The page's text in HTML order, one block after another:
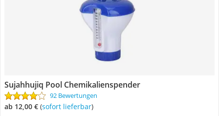
Sujahhujiq Pool Chemikalienspender
92 Bewertungen
ab 12,00 € ( Sofort lieferbar)